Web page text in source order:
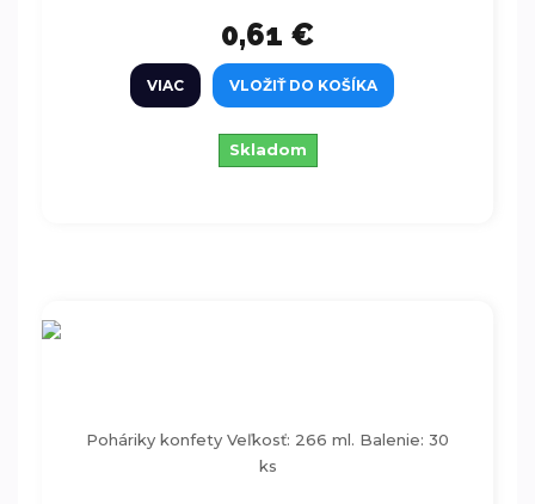
0,61 €
VIAC VLOŽIŤ DO KOŠÍKA
Skladom
Poháriky konfety Veľkosť: 266 ml. Balenie: 30
ks